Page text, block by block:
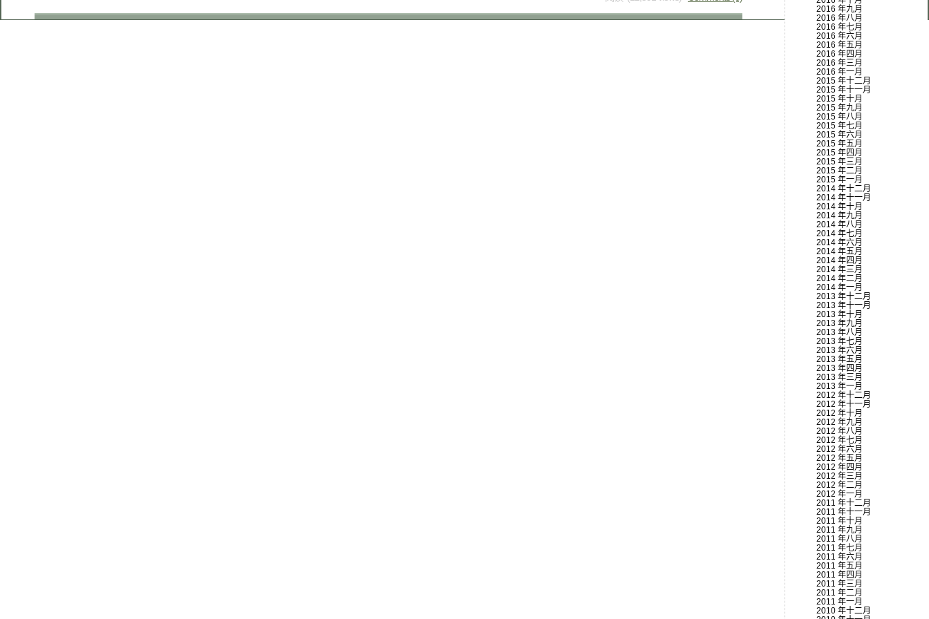
2016 年九月
2016 年八月
2016 年七月
2016 年六月
2016 年五月
2016 年四月
2016 年三月
2016 年一月
2015 年十二月
2015 年十一月
2015 年十月
2015 年九月
2015 年八月
2015 年七月
2015 年六月
2015 年五月
2015 年四月
2015 年三月
2015 年二月
2015 年一月
2014 年十二月
2014 年十一月
2014 年十月
2014 年九月
2014 年八月
2014 年七月
2014 年六月
2014 年五月
2014 年四月
2014 年三月
2014 年二月
2014 年一月
2013 年十二月
2013 年十一月
2013 年十月
2013 年九月
2013 年八月
2013 年七月
2013 年六月
2013 年五月
2013 年四月
2013 年三月
2013 年一月
2012 年十二月
2012 年十一月
2012 年十月
2012 年九月
2012 年八月
2012 年七月
2012 年六月
2012 年五月
2012 年四月
2012 年三月
2012 年二月
2012 年一月
2011 年十二月
2011 年十一月
2011 年十月
2011 年九月
2011 年八月
2011 年七月
2011 年六月
2011 年五月
2011 年四月
2011 年三月
2011 年二月
2011 年一月
2010 年十二月